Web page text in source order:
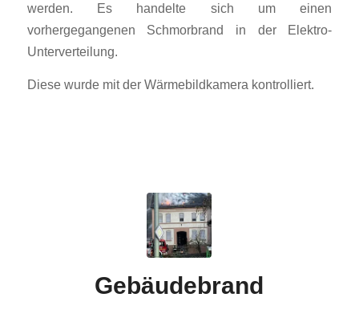
werden. Es handelte sich um einen
vorhergegangenen Schmorbrand in der Elektro-
Unterverteilung.
Diese wurde mit der Wärmebildkamera kontrolliert.
Gebäudebrand